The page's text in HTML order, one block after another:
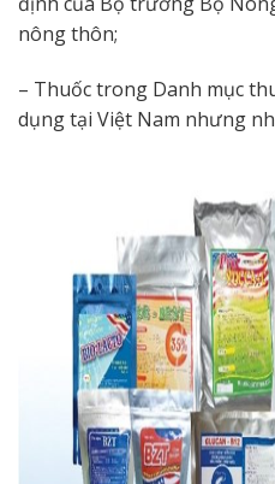
nông thôn;
– Thuốc trong Danh mục
dụng tại Việt Nam nhưng